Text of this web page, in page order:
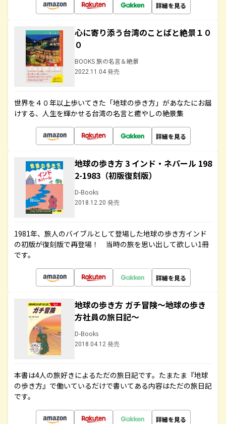
詳細を見る
心に寄り添う台湾のことばと絶景１０
０
BOOKS 旅の名言＆絶景
2022.11.04 発売
世界を４０年以上歩いてきた「地球の歩き方」があなたにお届
けする、人生を輝かせる台湾の名言と癒やしの絶景集
詳細を見る
地球の歩き方 3 インド・ネパール 198
2-1983（初版復刻版）
D-Books
2018.12.20 発売
1981年、旅人のバイブルとして登場した地球の歩き方インド
の初版が復刻版で再登場！ 当時の旅を思い出して欲しい1冊
です。
詳細を見る
地球の歩き方 ガチ冒険～地球の歩き
方社員の旅日記～
D-Books
2018.04.12 発売
本書は4人の旅好きによるただの旅日記です。たまたま『地球
の歩き方』で働いているだけで書いてある内容はただの旅日記
です。
詳細を見る